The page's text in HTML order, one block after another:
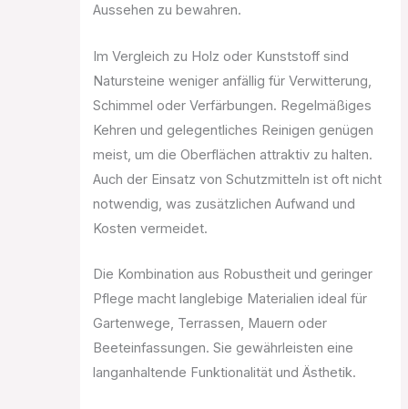
Aussehen zu bewahren.
Im Vergleich zu Holz oder Kunststoff sind
Natursteine weniger anfällig für Verwitterung,
Schimmel oder Verfärbungen. Regelmäßiges
Kehren und gelegentliches Reinigen genügen
meist, um die Oberflächen attraktiv zu halten.
Auch der Einsatz von Schutzmitteln ist oft nicht
notwendig, was zusätzlichen Aufwand und
Kosten vermeidet.
Die Kombination aus Robustheit und geringer
Pflege macht langlebige Materialien ideal für
Gartenwege, Terrassen, Mauern oder
Beeteinfassungen. Sie gewährleisten eine
langanhaltende Funktionalität und Ästhetik.